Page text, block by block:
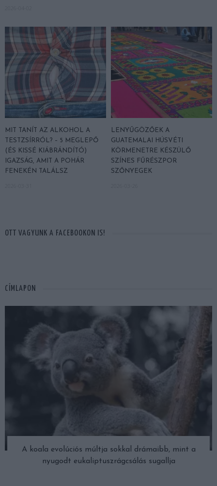
MIT TANÍT AZ ALKOHOL A
TESTZSÍRRÓL? – 5 MEGLEPŐ
(ÉS KISSÉ KIÁBRÁNDÍTÓ)
IGAZSÁG, AMIT A POHÁR
FENEKÉN TALÁLSZ
LENYŰGÖZŐEK A
GUATEMALAI HÚSVÉTI
KÖRMENETRE KÉSZÜLŐ
SZÍNES FŰRÉSZPOR
SZŐNYEGEK
OTT VAGYUNK A FACEBOOKON IS!
CÍMLAPON
A koala evolúciós múltja sokkal drámaibb, mint a
nyugodt eukaliptuszrágcsálás sugallja